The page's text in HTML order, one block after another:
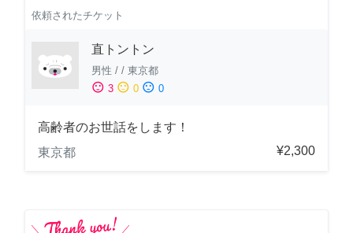
依頼されたチケット
直トントン
男性 / / 東京都
sentiment_satisfied 3 sentiment_neutral 0 sentiment_dissatisfied 0
高齢者のお世話をします！
東京都
¥2,300